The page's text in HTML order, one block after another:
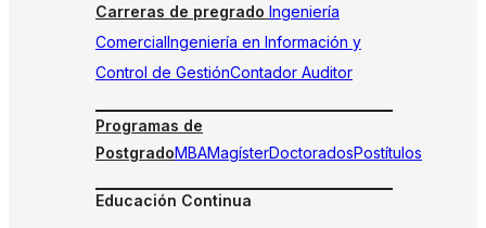
Carreras de pregrado Ingeniería
ComercialIngeniería en Información y
Control de GestiónContador Auditor
Programas de
PostgradoMBAMagísterDoctoradosPostítulos
Educación Continua